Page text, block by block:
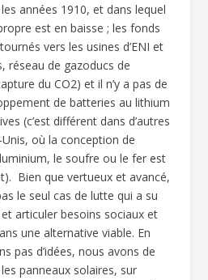
années 1910, et dans lequel
est en baisse ; les fonds
vers les usines d’ENI et
réseau de gazoducs de
du CO2) et il n’y a pas de
de batteries au lithium
(c’est différent dans d’autres
où la conception de
le soufre ou le fer est
Bien que vertueux et avancé,
le seul cas de lutte qui a su
articuler besoins sociaux et
une alternative viable. En
pas d’idées, nous avons de
panneaux solaires, sur